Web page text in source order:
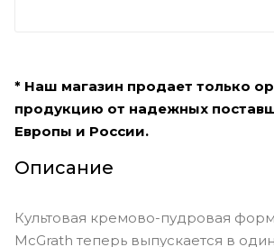
* Наш магазин продает только
продукцию от надежных
Европы и России.
Описание
Культовая кремово-пудровая
McGrath теперь выпускается в